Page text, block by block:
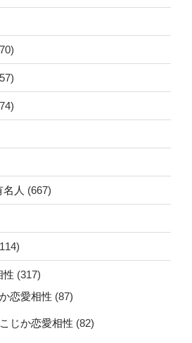
人 (667)
性 (317)
恋愛相性 (87)
じか恋愛相性 (82)